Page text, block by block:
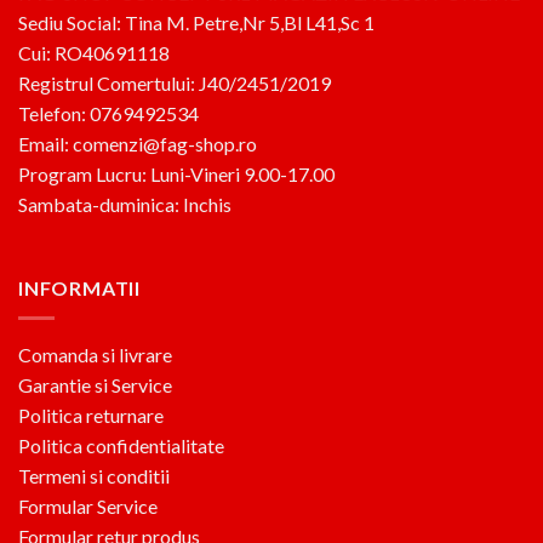
Sediu Social: Tina M. Petre,Nr 5,Bl L41,Sc 1
Cui: RO40691118
Registrul Comertului: J40/2451/2019
Telefon: 0769492534
Email: comenzi@fag-shop.ro
Program Lucru: Luni-Vineri 9.00-17.00
Sambata-duminica: Inchis
INFORMATII
Comanda si livrare
Garantie si Service
Politica returnare
Politica confidentialitate
Termeni si conditii
Formular Service
Formular retur produs